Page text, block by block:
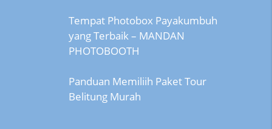
Tempat Photobox Payakumbuh
yang Terbaik – MANDAN
PHOTOBOOTH
Panduan Memiliih Paket Tour
Belitung Murah